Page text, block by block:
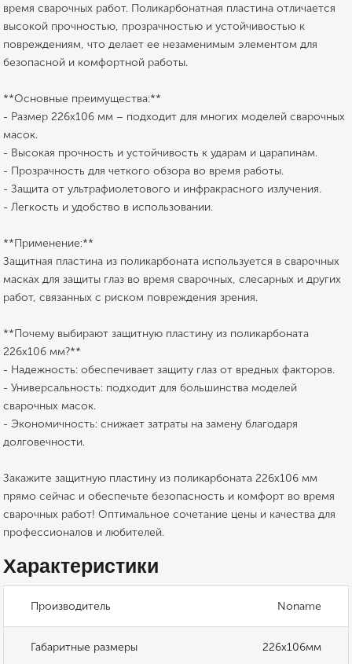
время сварочных работ. Поликарбонатная пластина отличается
высокой прочностью, прозрачностью и устойчивостью к
повреждениям, что делает ее незаменимым элементом для
безопасной и комфортной работы.
**Основные преимущества:**
- Размер 226х106 мм – подходит для многих моделей сварочных
масок.
- Высокая прочность и устойчивость к ударам и царапинам.
- Прозрачность для четкого обзора во время работы.
- Защита от ультрафиолетового и инфракрасного излучения.
- Легкость и удобство в использовании.
**Применение:**
Защитная пластина из поликарбоната используется в сварочных
масках для защиты глаз во время сварочных, слесарных и других
работ, связанных с риском повреждения зрения.
**Почему выбирают защитную пластину из поликарбоната
226х106 мм?**
- Надежность: обеспечивает защиту глаз от вредных факторов.
- Универсальность: подходит для большинства моделей
сварочных масок.
- Экономичность: снижает затраты на замену благодаря
долговечности.
Закажите защитную пластину из поликарбоната 226х106 мм
прямо сейчас и обеспечьте безопасность и комфорт во время
сварочных работ! Оптимальное сочетание цены и качества для
профессионалов и любителей.
Характеристики
Производитель Noname
Габаритные размеры 226х106мм